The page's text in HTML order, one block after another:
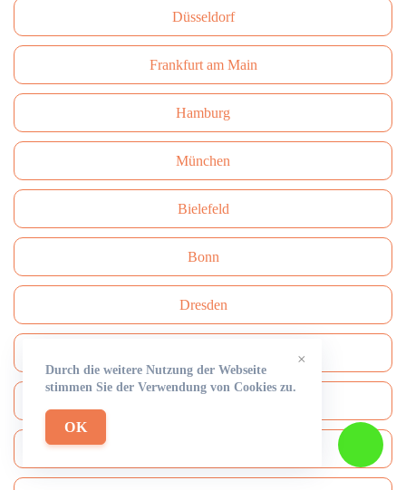
Düsseldorf
Frankfurt am Main
Hamburg
München
Bielefeld
Bonn
Dresden
×
Durch die weitere Nutzung der Webseite
stimmen Sie der Verwendung von Cookies zu.
OK